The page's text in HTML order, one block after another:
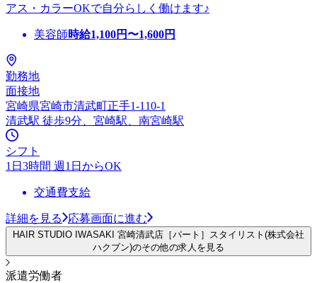
アス・カラーOKで自分らしく働けます♪
美容師時給1,100円〜1,600円
勤務地
面接地
宮崎県宮崎市清武町正手1-110-1
清武駅 徒歩9分、宮崎駅、南宮崎駅
シフト
1日3時間 週1日からOK
交通費支給
詳細を見る 応募画面に進む
HAIR STUDIO IWASAKI 宮崎清武店［パート］スタイリスト(株式会社
ハクブン)のその他の求人を見る
派遣労働者